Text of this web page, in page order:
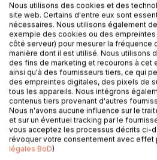
DESCRIPTION
Nous sommes en septembre
Sedan, Napoléon III est déchu, la
proclamée, le gouvernement part
arrivent près de Paris dont ils
dans ce cadre que la famille de St
confrontée aux agissements
Valnoir-Taupier: Journaliste de peu
Nous utilisons des cookies et des
site web. Certains d'entre eux sont
nécessaires. Nous utilisons également
exemple des cookies ou des
côté serveur) pour mesurer la fréquence
manière dont il est utilisé. Nous utilisons
des fins de marketing et recourons à cet
ainsi qu'à des fournisseurs tiers, ce qui
des empreintes digitales, des pixels de
tous les appareils. Nous intégrons
contenus tiers provenant d'autres
Nous n'avons aucune influence sur le
et sur un éventuel tracking par le
vous acceptez les processus décrits ci-
révoquer votre consentement avec effet
légales BoD)